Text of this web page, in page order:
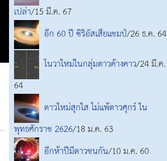
เปล่า/15 มี.ค. 67
อีก 60 ปี ซิริอัสเสียแชมป์/26 ธ.ค. 64
โนวาใหม่ในกลุ่มดาวค้างคาว/24 มี.ค.
64
ดาวใหม่สุกใส ไม่แพ้ดาวศุกร์ ใน
พุทธศักราช 2626/18 ม.ค. 63
อีกห้าปีมีดาวชนกัน/10 ม.ค. 60